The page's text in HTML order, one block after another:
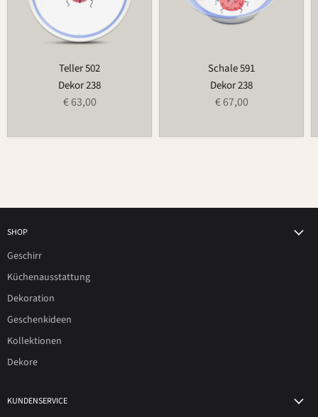
Teller 502
Dekor 238
€ 63,00
Schale 591
Dekor 238
€ 67,00
SHOP
Geschirr
Küchenausstattung
Dekoration
Geschenkideen
Kollektionen
Dekore
KUNDENSERVICE